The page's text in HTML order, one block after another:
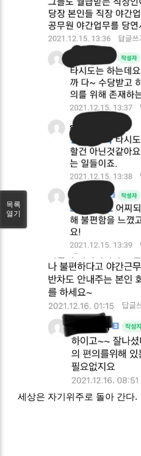
세상은 자기위주로 돌아 간다.
목록
열기